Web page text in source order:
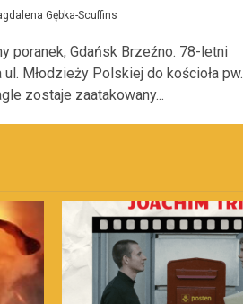
Gębka-Scuffins
poranek, Gdańsk Brzeźno. 78-letni
Młodzieży Polskiej do kościoła pw.
zostaje zaatakowany...